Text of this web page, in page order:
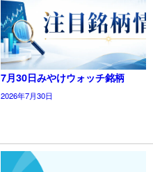
7月30日みやけウォッチ銘柄
2026年7月30日